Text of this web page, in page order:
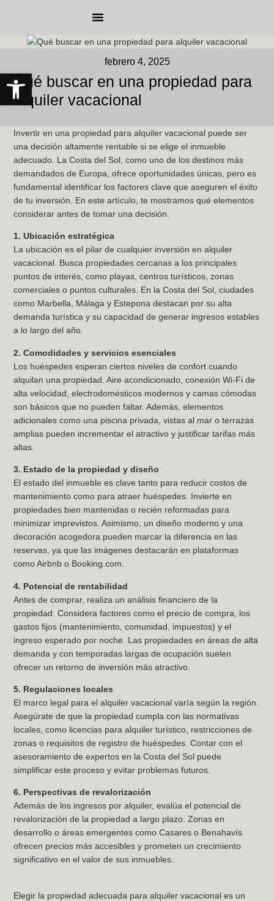
febrero 4, 2025
Qué buscar en una propiedad para
alquiler vacacional
Invertir en una propiedad para alquiler vacacional puede ser
una decisión altamente rentable si se elige el inmueble
adecuado. La Costa del Sol, como uno de los destinos más
demandados de Europa, ofrece oportunidades únicas, pero es
fundamental identificar los factores clave que aseguren el éxito
de tu inversión. En este artículo, te mostramos qué elementos
considerar antes de tomar una decisión.
1. Ubicación estratégica
La ubicación es el pilar de cualquier inversión en alquiler
vacacional. Busca propiedades cercanas a los principales
puntos de interés, como playas, centros turísticos, zonas
comerciales o puntos culturales. En la Costa del Sol, ciudades
como Marbella, Málaga y Estepona destacan por su alta
demanda turística y su capacidad de generar ingresos estables
a lo largo del año.
2. Comodidades y servicios esenciales
Los huéspedes esperan ciertos niveles de confort cuando
alquilan una propiedad. Aire acondicionado, conexión Wi-Fi de
alta velocidad, electrodomésticos modernos y camas cómodas
son básicos que no pueden faltar. Además, elementos
adicionales como una piscina privada, vistas al mar o terrazas
amplias pueden incrementar el atractivo y justificar tarifas más
altas.
3. Estado de la propiedad y diseño
El estado del inmueble es clave tanto para reducir costos de
mantenimiento como para atraer huéspedes. Invierte en
propiedades bien mantenidas o recién reformadas para
minimizar imprevistos. Asimismo, un diseño moderno y una
decoración acogedora pueden marcar la diferencia en las
reservas, ya que las imágenes destacarán en plataformas
como Airbnb o Booking.com.
4. Potencial de rentabilidad
Antes de comprar, realiza un análisis financiero de la
propiedad. Considera factores como el precio de compra, los
gastos fijos (mantenimiento, comunidad, impuestos) y el
ingreso esperado por noche. Las propiedades en áreas de alta
demanda y con temporadas largas de ocupación suelen
ofrecer un retorno de inversión más atractivo.
5. Regulaciones locales
El marco legal para el alquiler vacacional varía según la región.
Asegúrate de que la propiedad cumpla con las normativas
locales, como licencias para alquiler turístico, restricciones de
zonas o requisitos de registro de huéspedes. Contar con el
asesoramiento de expertos en la Costa del Sol puede
simplificar este proceso y evitar problemas futuros.
6. Perspectivas de revalorización
Además de los ingresos por alquiler, evalúa el potencial de
revalorización de la propiedad a largo plazo. Zonas en
desarrollo o áreas emergentes como Casares o Benahavís
ofrecen precios más accesibles y prometen un crecimiento
significativo en el valor de sus inmuebles.
Elegir la propiedad adecuada para alquiler vacacional es un
Abrir barra de herramientas